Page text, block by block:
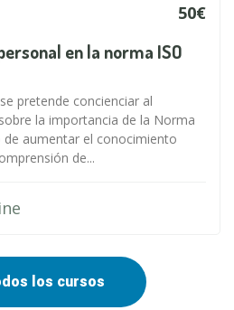
50€
en la norma ISO
pretende concienciar al
la importancia de la Norma
aumentar el conocimiento
de...
los cursos